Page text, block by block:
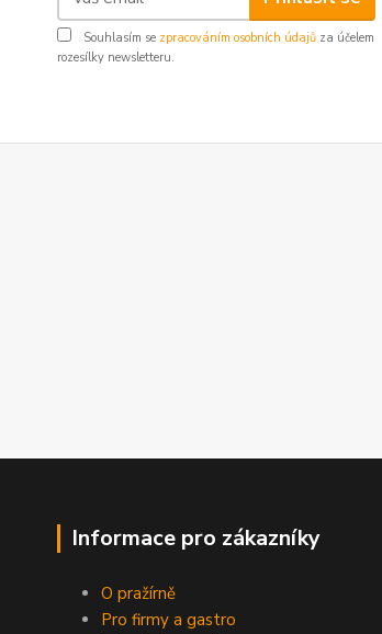
Souhlasím se zpracováním osobních údajů za účelem
rozesílky newsletteru.
Informace pro zákazníky
O pražírně
Pro firmy a gastro